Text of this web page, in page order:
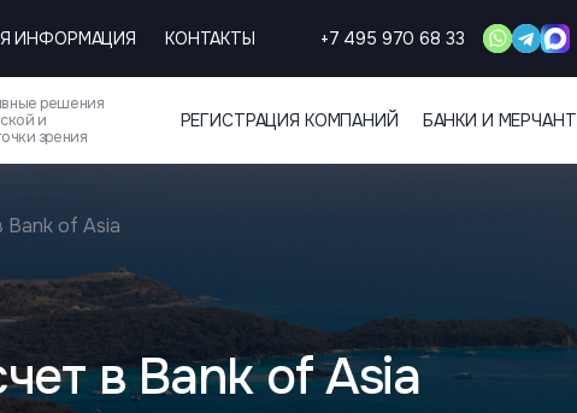
ИНФОРМАЦИЯ КОНТАКТЫ +7 495 970 68 33
решения
и
зрения
РЕГИСТРАЦИЯ КОМПАНИЙ БАНКИ И МЕРЧАНТ
Bank of Asia
в Bank of Asia